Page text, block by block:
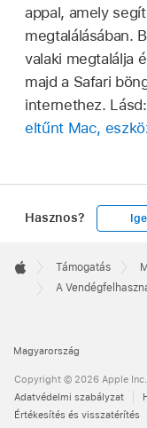
appal, amely
megtalálásában.
valaki megtalálja
majd a Safari
internethez.
eltűnt Mac,
Hasznos?
Footer

Apple
Támogatás
A
Magyarország
Copyright © 2026 Apple
Adatvédelmi szabályzat
Értékesítés és visszatérítés